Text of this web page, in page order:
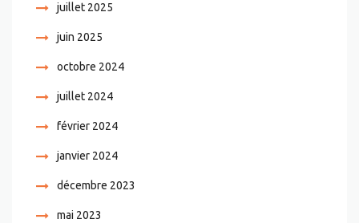
juillet 2025
juin 2025
octobre 2024
juillet 2024
février 2024
janvier 2024
décembre 2023
mai 2023